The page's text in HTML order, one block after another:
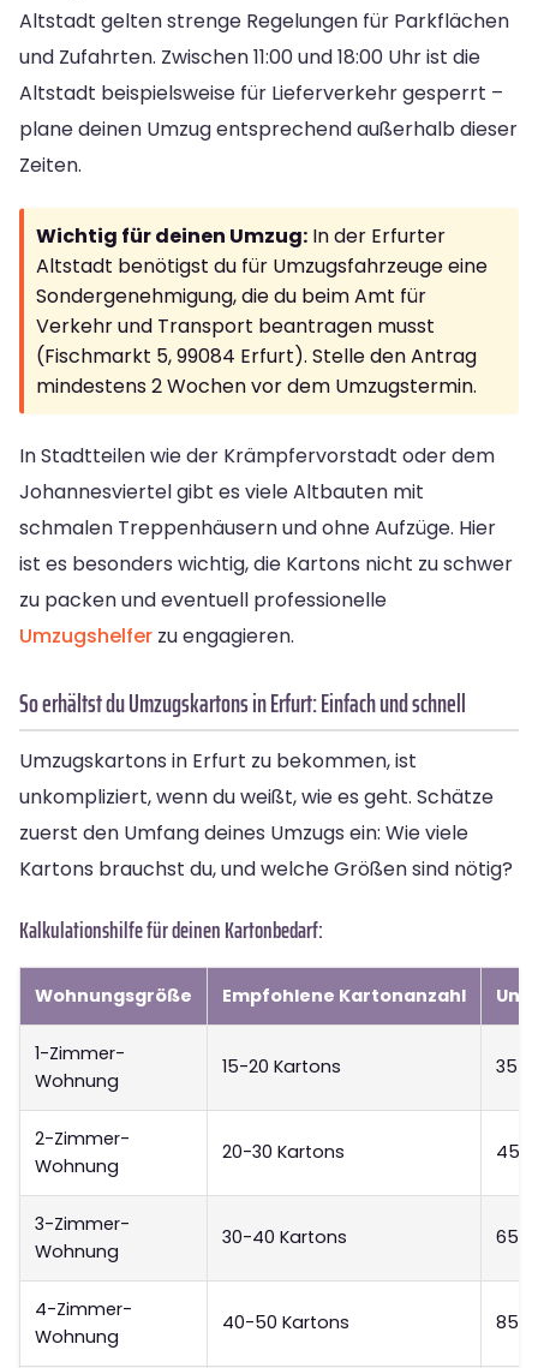
Altstadt gelten strenge Regelungen für Parkflächen
und Zufahrten. Zwischen 11:00 und 18:00 Uhr ist die
Altstadt beispielsweise für Lieferverkehr gesperrt –
plane deinen Umzug entsprechend außerhalb dieser
Zeiten.
Wichtig für deinen Umzug: In der Erfurter
Altstadt benötigst du für Umzugsfahrzeuge eine
Sondergenehmigung, die du beim Amt für
Verkehr und Transport beantragen musst
(Fischmarkt 5, 99084 Erfurt). Stelle den Antrag
mindestens 2 Wochen vor dem Umzugstermin.
In Stadtteilen wie der Krämpfervorstadt oder dem
Johannesviertel gibt es viele Altbauten mit
schmalen Treppenhäusern und ohne Aufzüge. Hier
ist es besonders wichtig, die Kartons nicht zu schwer
zu packen und eventuell professionelle
Umzugshelfer zu engagieren.
So erhältst du Umzugskartons in Erfurt: Einfach und schnell
Umzugskartons in Erfurt zu bekommen, ist
unkompliziert, wenn du weißt, wie es geht. Schätze
zuerst den Umfang deines Umzugs ein: Wie viele
Kartons brauchst du, und welche Größen sind nötig?
Kalkulationshilfe für deinen Kartonbedarf:
Wohnungsgröße Empfohlene Kartonanzahl
1-Zimmer-
Wohnung
15-20 Kartons 35-
2-Zimmer-
Wohnung
20-30 Kartons 45-
3-Zimmer-
Wohnung
30-40 Kartons 65-
4-Zimmer-
Wohnung
40-50 Kartons 85-